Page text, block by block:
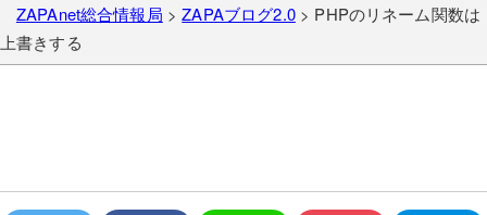
ZAPAnet総合情報局 >ZAPAブログ2.0> PHPのリネーム関数は
上書きする